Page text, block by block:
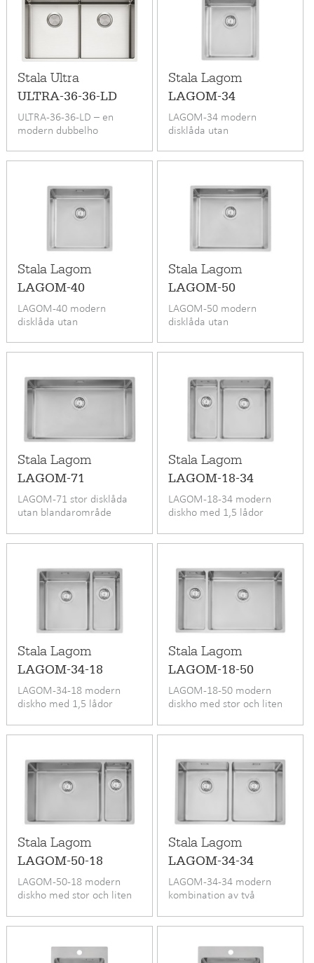
Stala Ultra
ULTRA-36-36-LD
ULTRA-36-36-LD – en
modern dubbelho
Stala Lagom
LAGOM-34
LAGOM-34 modern
disklåda utan
Stala Lagom
LAGOM-40
LAGOM-40 modern
disklåda utan
Stala Lagom
LAGOM-50
LAGOM-50 modern
disklåda utan
Stala Lagom
LAGOM-71
LAGOM-71 stor disklåda
utan blandarområde
Stala Lagom
LAGOM-18-34
LAGOM-18-34 modern
diskho med 1,5 lådor
Stala Lagom
LAGOM-34-18
LAGOM-34-18 modern
diskho med 1,5 lådor
Stala Lagom
LAGOM-18-50
LAGOM-18-50 modern
diskho med stor och liten
Stala Lagom
LAGOM-50-18
LAGOM-50-18 modern
diskho med stor och liten
Stala Lagom
LAGOM-34-34
LAGOM-34-34 modern
kombination av två